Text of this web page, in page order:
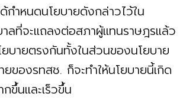
กำหนดนโยบายดังกล่าวไว้ใน
ลที่จะแถลงต่อสภาผู้แทนราษฎรแล้ว
ยบายตรงกันทั้งในส่วนของนโยบาย
ยของรทสช. ก็จะทำให้นโยบายนี้เกิด
ขึ้นและเร็วขึ้น